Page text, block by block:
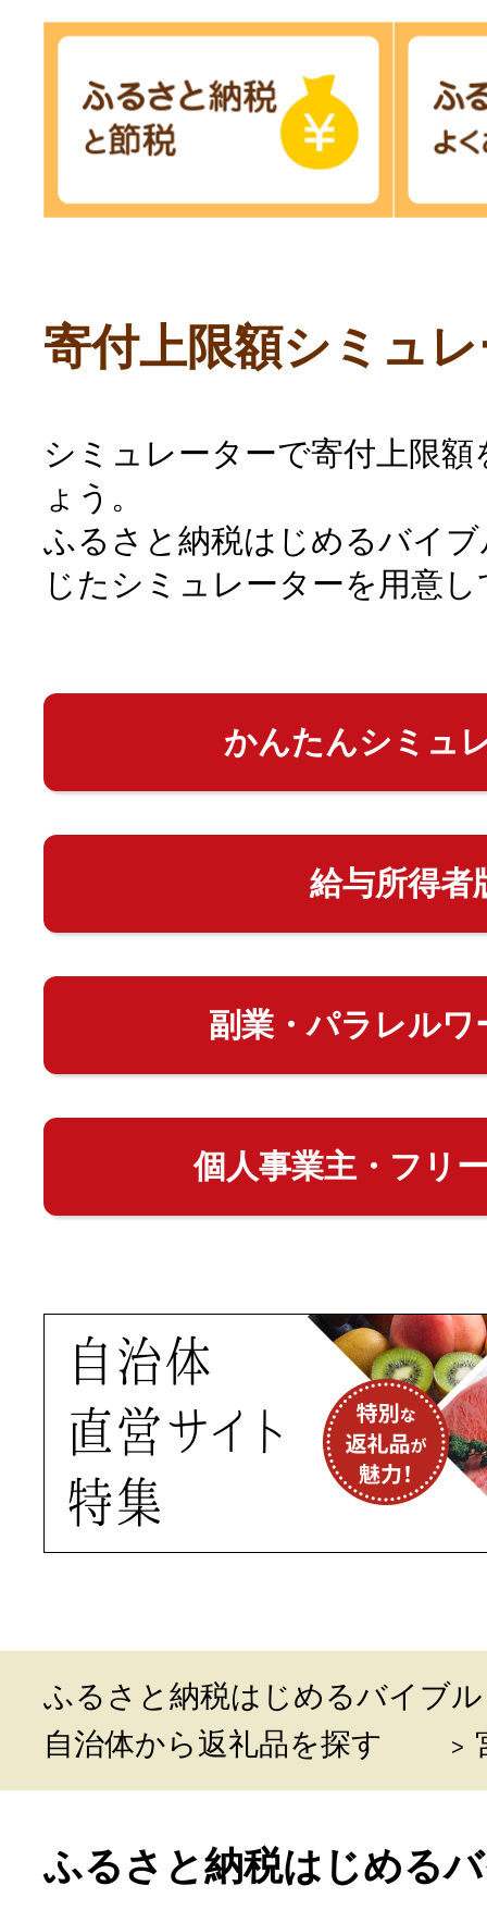
寄付上限額シミュ
シミュレーターで寄付上限
ょう。
ふるさと納税はじめるバイ
じたシミュレーターを用意
かんたんシミュ
給与所得者
副業・パラレルワ
個人事業主・フリ
ふるさと納税はじめるバイブル
自治体から返礼品を探す
ふるさと納税はじめる